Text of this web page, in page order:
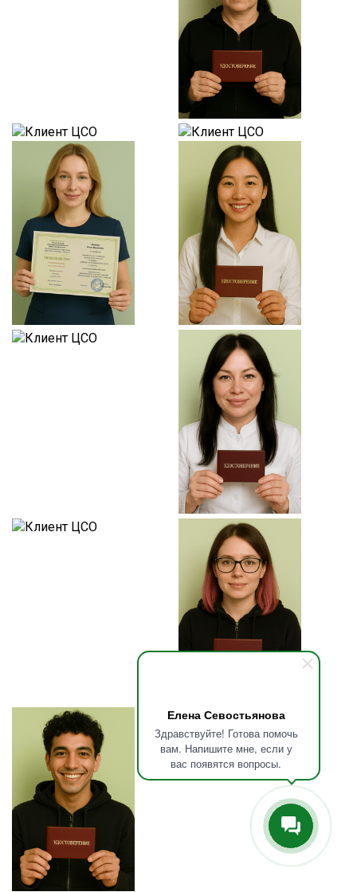
Елена Севостьянова
Здравствуйте! Готова помочь
вам. Напишите мне, если у
вас появятся вопросы.